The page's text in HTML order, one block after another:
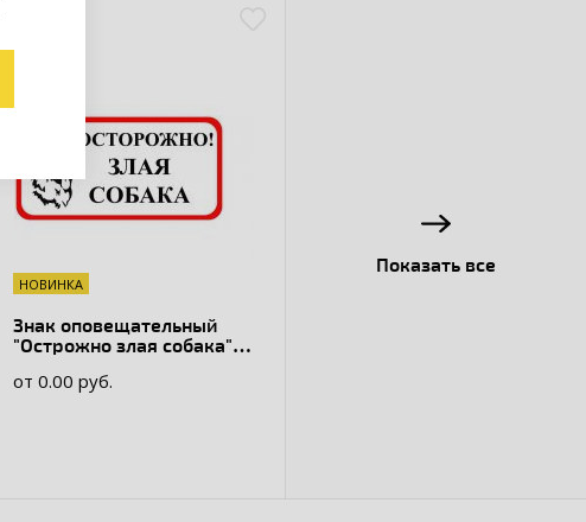
НОВИНКА
Знак оповещательный
"Острожно злая собака"
от 0.00 руб.
Показать все